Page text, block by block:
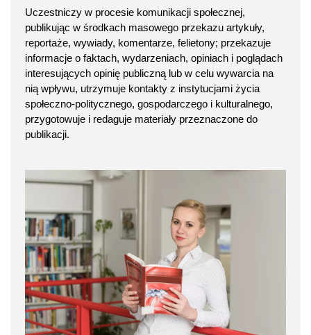
Uczestniczy w procesie komunikacji społecznej,
publikując w środkach masowego przekazu artykuły,
reportaże, wywiady, komentarze, felietony; przekazuje
informacje o faktach, wydarzeniach, opiniach i poglądach
interesujących opinię publiczną lub w celu wywarcia na
nią wpływu, utrzymuje kontakty z instytucjami życia
społeczno-politycznego, gospodarczego i kulturalnego,
przygotowuje i redaguje materiały przeznaczone do
publikacji.